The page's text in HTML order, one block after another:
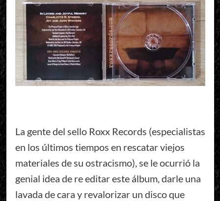
La gente del sello Roxx Records (especialistas
en los últimos tiempos en rescatar viejos
materiales de su ostracismo), se le ocurrió la
genial idea de re editar este álbum, darle una
lavada de cara y revalorizar un disco que